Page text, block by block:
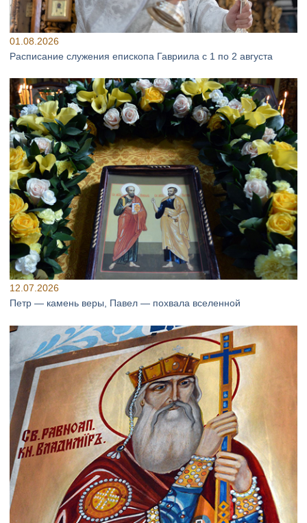
01.08.2026
Расписание служения епископа Гавриила с 1 по 2 августа
12.07.2026
Петр — камень веры, Павел — похвала вселенной